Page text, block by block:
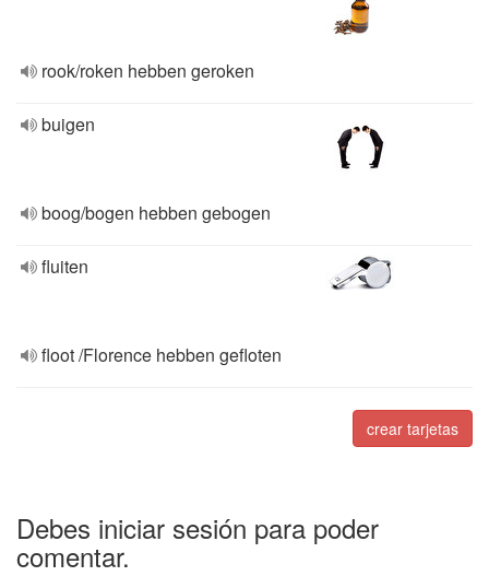
rook/roken hebben geroken
buigen
boog/bogen hebben gebogen
fluiten
floot /Florence hebben gefloten
crear tarjetas
Debes iniciar sesión para poder
comentar.